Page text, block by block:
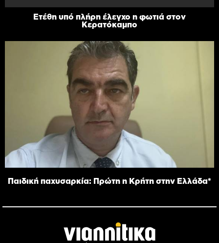
Ετέθη υπό πλήρη έλεγχο η φωτιά στον
Κερατόκαμπο
Παιδική παχυσαρκία: Πρώτη η Κρήτη στην Ελλάδα*